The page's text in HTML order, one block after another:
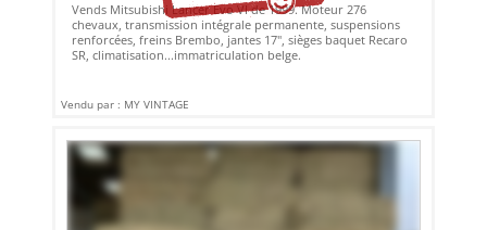
Vends Mitsubishi Lancer Evo VI de 1999. Moteur 276
chevaux, transmission intégrale permanente, suspensions
renforcées, freins Brembo, jantes 17", sièges baquet Recaro
SR, climatisation...immatriculation belge.
Vendu par : MY VINTAGE